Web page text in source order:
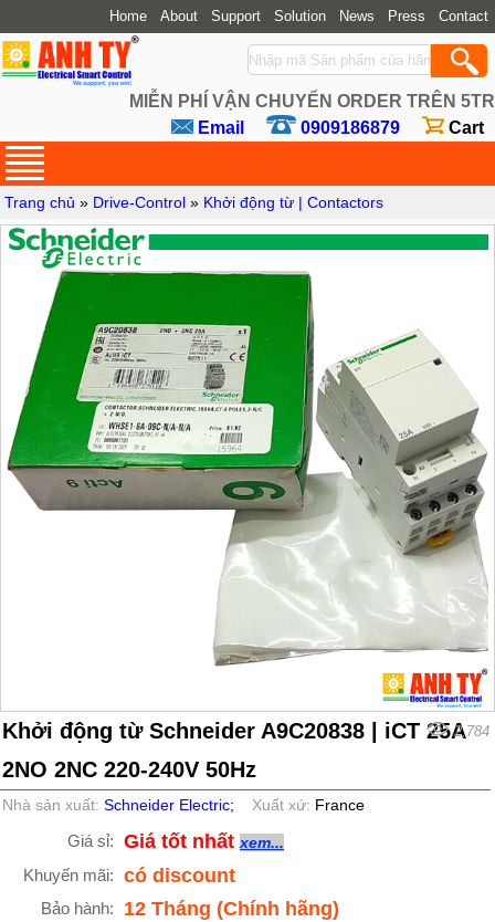
Home About Support Solution News Press Contact
MIỄN PHÍ VẬN CHUYỂN ORDER TRÊN 5TR
Email
0909186879 Cart
Trang chủ » Drive-Control » Khởi động từ | Contactors
Khởi động từ Schneider A9C20838 | iCT 25A
2NO 2NC 220-240V 50Hz
2,784
Nhà sản xuất:Schneider Electric; Xuất xứ: France
Giá sỉ: Giá tốt nhất xem...
Khuyến mãi: có discount
Bảo hành: 12 Tháng (Chính hãng)